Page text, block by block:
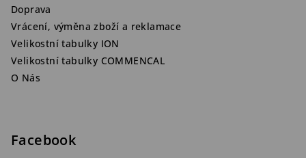
Doprava
Vrácení, výměna zboží a reklamace
Velikostní tabulky ION
Velikostní tabulky COMMENCAL
O Nás
Facebook